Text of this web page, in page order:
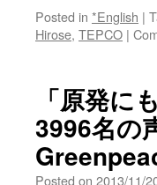
Posted in *English |
Hirose, TEPCO |
「原発に
3996名の
Posted on 2013/11/